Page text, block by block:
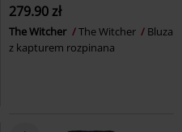
279.90 zł
The Witcher The Witcher
Bluza
z kapturem rozpinana